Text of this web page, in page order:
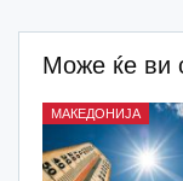
Може ќе ви
МАКЕДОНИЈА